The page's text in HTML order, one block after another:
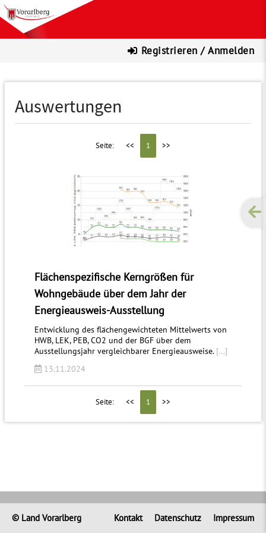
Registrieren / Anmelden
Auswertungen
Seite: << 1 >>
Flächenspezifische Kerngrößen für
Wohngebäude über dem Jahr der
Energieausweis-Ausstellung
Entwicklung des flächengewichteten Mittelwerts von
HWB, LEK, PEB, CO2 und der BGF über dem
Ausstellungsjahr vergleichbarer Energieausweise. [...]
13.11.2024
Seite: << 1 >>
© Land Vorarlberg Kontakt Datenschutz Impressum